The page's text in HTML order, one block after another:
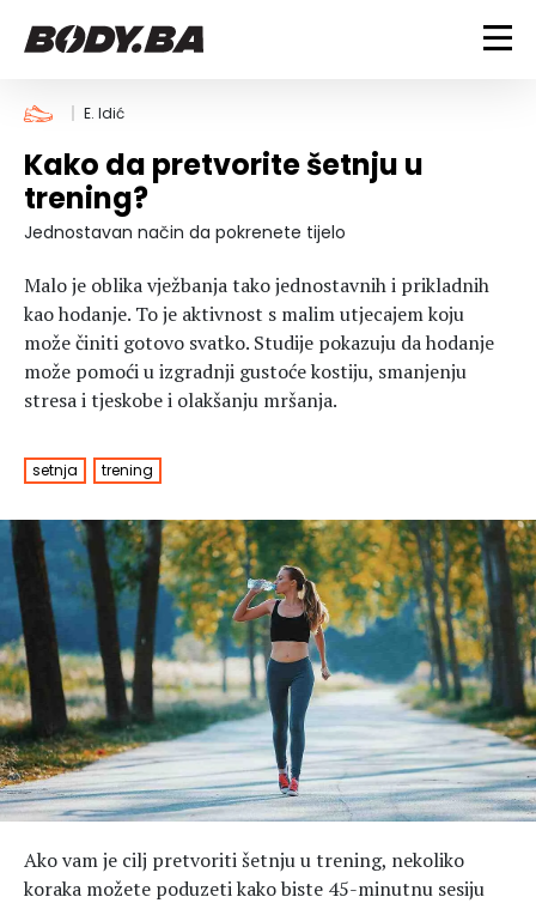
FITNESS
Vježbanje
Mršanje
Discipline
BODYBUILDING
Trening i vježbe
Savjeti
Ostalo
ISHRANA
Dijete
Nutricionizam
Recepti
Suplementi
ZDRAVLJE
Um i tijelo
Povrede i bolesti
Trudnice
LIFESTYLE
Fitness
Zdravlje
Hedonizam
VODA
MAGAZIN
Njega nje
Njega njega
Šminka
Tehnologija
KALORIJE
E. Idić
Kako da pretvorite šetnju u
trening?
Jednostavan način da pokrenete tijelo
Malo je oblika vježbanja tako jednostavnih i prikladnih
kao hodanje. To je aktivnost s malim utjecajem koju
može činiti gotovo svatko. Studije pokazuju da hodanje
može pomoći u izgradnji gustoće kostiju, smanjenju
stresa i tjeskobe i olakšanju mršanja.
setnja trening
Ako vam je cilj pretvoriti šetnju u trening, nekoliko
koraka možete poduzeti kako biste 45-minutnu sesiju